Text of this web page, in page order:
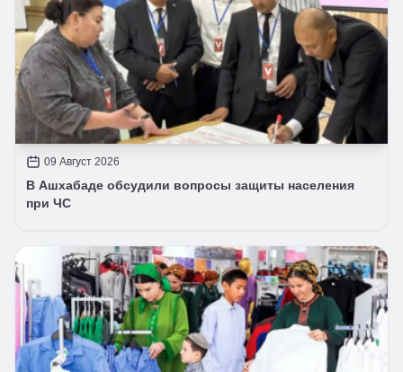
09 Август 2026
В Ашхабаде обсудили вопросы защиты населения
при ЧС